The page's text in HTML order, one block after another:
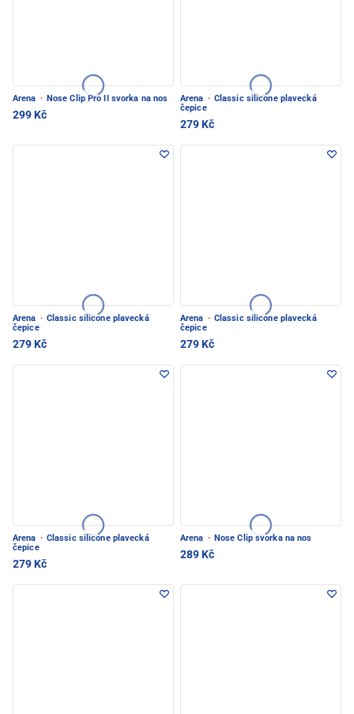
Arena · Nose Clip Pro II svorka na nos
299 Kč
Arena · Classic silicone plavecká
čepice
279 Kč
Arena · Classic silicone plavecká
čepice
279 Kč
Arena · Classic silicone plavecká
čepice
279 Kč
Arena · Classic silicone plavecká
čepice
279 Kč
Arena · Nose Clip svorka na nos
289 Kč